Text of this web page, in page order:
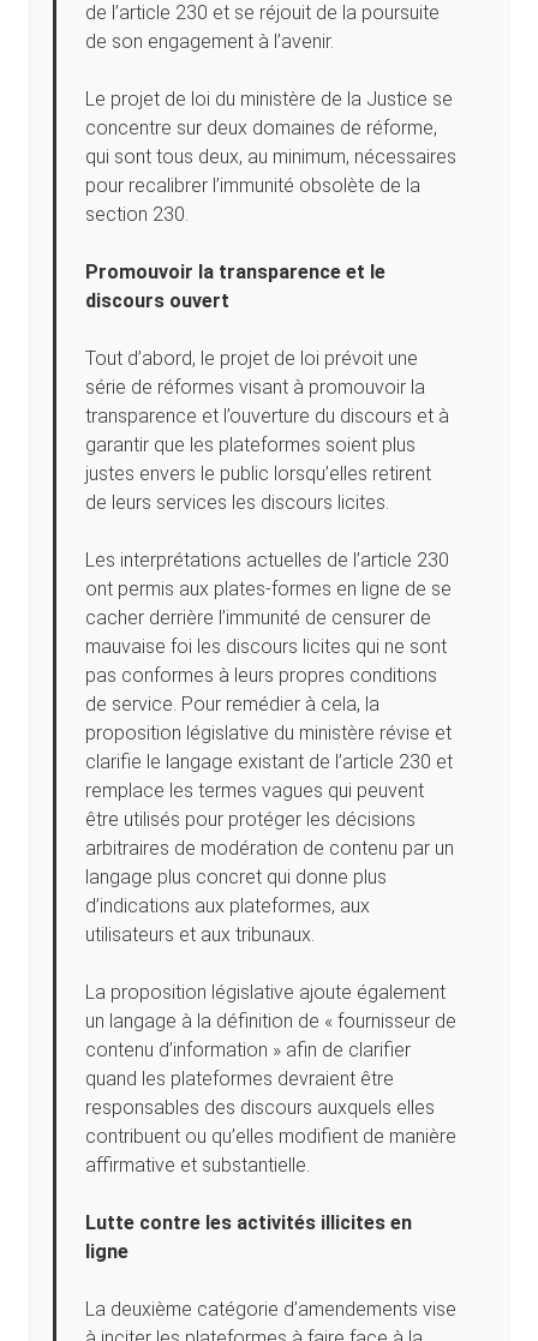
de l’article 230 et se réjouit de la poursuite
de son engagement à l’avenir.
Le projet de loi du ministère de la Justice se
concentre sur deux domaines de réforme,
qui sont tous deux, au minimum, nécessaires
pour recalibrer l’immunité obsolète de la
section 230.
Promouvoir la transparence et le
discours ouvert
Tout d’abord, le projet de loi prévoit une
série de réformes visant à promouvoir la
transparence et l’ouverture du discours et à
garantir que les plateformes soient plus
justes envers le public lorsqu’elles retirent
de leurs services les discours licites.
Les interprétations actuelles de l’article 230
ont permis aux plates-formes en ligne de se
cacher derrière l’immunité de censurer de
mauvaise foi les discours licites qui ne sont
pas conformes à leurs propres conditions
de service. Pour remédier à cela, la
proposition législative du ministère révise et
clarifie le langage existant de l’article 230 et
remplace les termes vagues qui peuvent
être utilisés pour protéger les décisions
arbitraires de modération de contenu par un
langage plus concret qui donne plus
d’indications aux plateformes, aux
utilisateurs et aux tribunaux.
La proposition législative ajoute également
un langage à la définition de « fournisseur de
contenu d’information » afin de clarifier
quand les plateformes devraient être
responsables des discours auxquels elles
contribuent ou qu’elles modifient de manière
affirmative et substantielle.
Lutte contre les activités illicites en
ligne
La deuxième catégorie d’amendements vise